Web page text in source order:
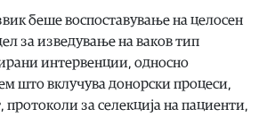
беше воспоставување на целосен
за изведување на ваков тип
интервенции, односно
што вклучува донорски процеси,
протоколи за селекција на пациенти,